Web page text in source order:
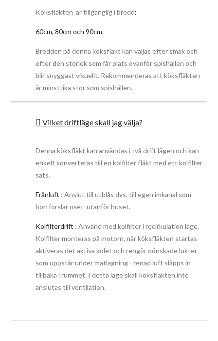
praktisk och enkel att hålla ren!
skärmen. Denna köksfläkt har en hög teknologisk kantsug
Fettfiltret som fångar upp matfett befinner under glas luckan.
Enkel tillgång genom att dra upp glaset - nedifrån upp, för att
plocka bort fettfiltret när det blir dags för rengöring. Det
minst en gång i månaden för bästa filtrerings förmåga.
bakgrundsbelysning i blå färg som meddelar vilken hastighet
motorn använder och timer tiden.
60 cm, 80 cm och 90 cm
Köksfläkt i valfri storlek med motor
Kallrasskydd 150 / övergång till 125
Skorsten lackerad i svart färg (täckplåt)
Faktura/Kvitto
Manual
Köksfläkten är tillgänglig i bredd:
60cm, 80cm och 90cm.
Bredden på denna köksfläkt kan väljas efter smak och
efter den storlek som får plats ovanför spishällen och
blir snyggast visuellt. Rekommenderas att köksfläkten
är minst lika stor som spishällen.
Vilket driftläge skall jag välja?
Denna köksfläkt kan användas i två drift lägen och kan
enkelt konverteras till en kolfilter fläkt med ett kolfilter
sats.
Frånluft : Anslut till utblås dvs. till egen imkanal som
bortforslar oset utanför huset.
Kolfilterdrift : Använd med kolfilter i recirkulation läge.
Kolfilter monteras på motorn, när köksfläkten startas
aktiveras det aktiva kolet och rengör oönskade lukter
som uppstår under matlagning - renad luft släpps in
tillbaka i rummet. I detta läge skall köksfläkten inte
anslutas till ventilation.